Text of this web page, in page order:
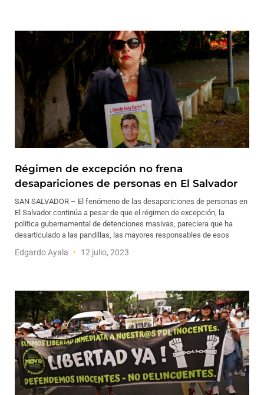
Régimen de excepción no frena
desapariciones de personas en El Salvador
SAN SALVADOR – El fenómeno de las desapariciones de personas en
El Salvador continúa a pesar de que el régimen de excepción, la
política gubernamental de detenciones masivas, pareciera que ha
desarticulado a las pandillas, las mayores responsables de esos
Edgardo Ayala 12 julio, 2023